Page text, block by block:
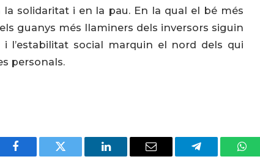
solidaritat i en la pau. En la qual el bé més
guanys més llaminers dels inversors siguin
l’estabilitat social marquin el nord dels qui
personals.
Facebook Twitter LinkedIn Email Telegram